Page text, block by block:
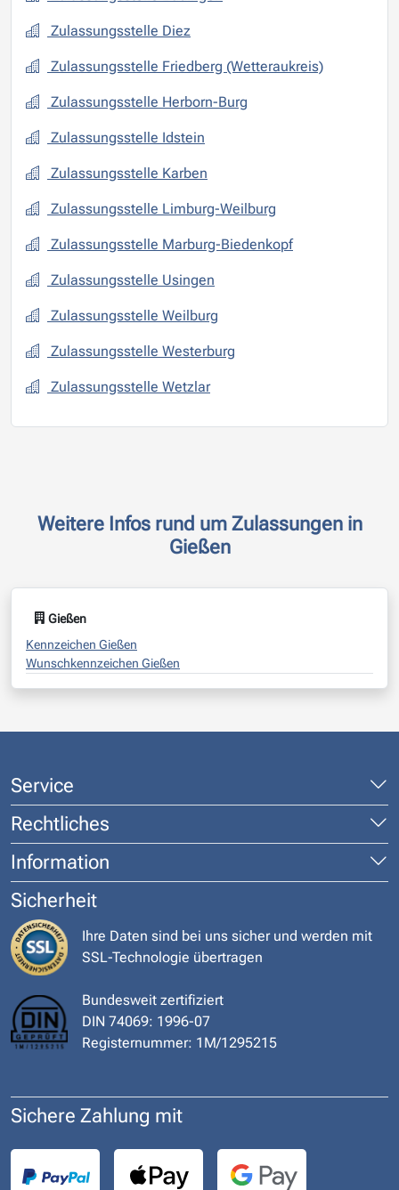
Zulassungsstelle Diez
Zulassungsstelle Friedberg (Wetteraukreis)
Zulassungsstelle Herborn-Burg
Zulassungsstelle Idstein
Zulassungsstelle Karben
Zulassungsstelle Limburg-Weilburg
Zulassungsstelle Marburg-Biedenkopf
Zulassungsstelle Usingen
Zulassungsstelle Weilburg
Zulassungsstelle Westerburg
Zulassungsstelle Wetzlar
Weitere Infos rund um Zulassungen in
Gießen
Gießen
Kennzeichen Gießen
Wunschkennzeichen Gießen
Service
Rechtliches
Information
Sicherheit
Ihre Daten sind bei uns sicher und werden mit
SSL-Technologie übertragen
Bundesweit zertifiziert
DIN 74069: 1996-07
Registernummer: 1M/1295215
Sichere Zahlung mit